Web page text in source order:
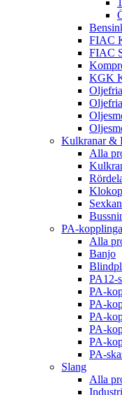
FIAC
FIAC
KGK
Kulkranar &
Alla
PA-
Alla
Banjo
PA12-
PA-
PA-
PA-
PA-
PA-
PA-
Slang
Alla